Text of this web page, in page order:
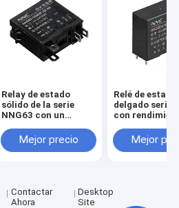
Relay de estado
sólido de la serie
NNG63 con un
para aplicaciones
industriales
Mejor precio
Relé de
delgado serie
con
aplicaciones
industriales
Mejor
Contactar
Ahora
Desktop
Site